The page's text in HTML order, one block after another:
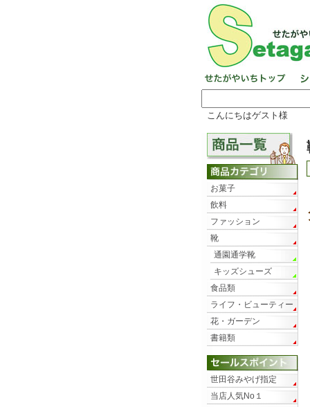
こんにちはゲスト様
お菓子
飲料
ファッション
靴
通園通学靴
キッズシューズ
食品類
ライフ・ビューティー
花・ガーデン
書籍類
世田谷みやげ指定
当店人気No１